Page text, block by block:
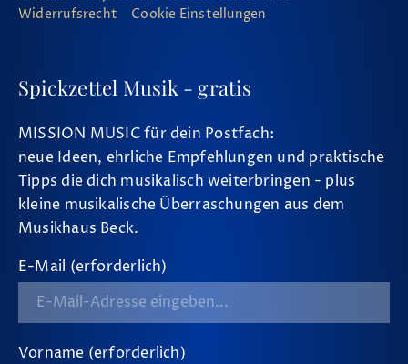
Widerrufsrecht
Cookie Einstellungen
Spickzettel Musik - gratis
MISSION MUSIC für dein Postfach:
neue Ideen, ehrliche Empfehlungen und praktische
Tipps die dich musikalisch weiterbringen - plus
kleine musikalische Überraschungen aus dem
Musikhaus Beck.
E-Mail (erforderlich)
Vorname (erforderlich)